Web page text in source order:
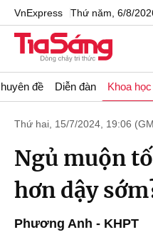
VnExpress Thứ năm, 6/8/
đề Diễn đàn Khoa
Thứ hai, 15/7/2024, 19:06
Ngủ muộn
hơn dậy
Phương Anh - KHPT